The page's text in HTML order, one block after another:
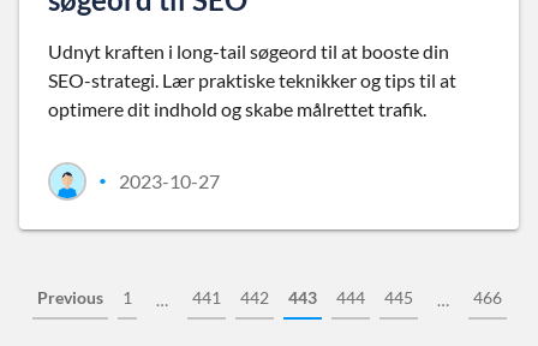
Udnyt kraften i long-tail søgeord til at booste din
SEO-strategi. Lær praktiske teknikker og tips til at
optimere dit indhold og skabe målrettet trafik.
• 2023-10-27
Previous 1 … 441 442 443 444 445 … 466